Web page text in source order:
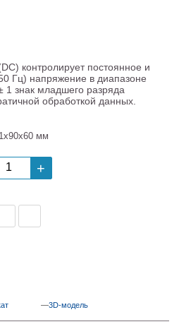
контролирует постоянное и
Гц) напряжение в диапазоне
1 знак младшего разряда
обработкой данных.
мм
+
3D-модель